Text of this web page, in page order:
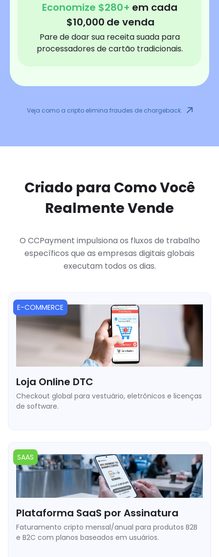
Economize $280+ em cada
$10,000 de venda
Pare de doar sua receita suada para
processadores de cartão tradicionais.
Veja como a cripto elimina fraudes de chargeback.
Criado para Como Você
Realmente Vende
O CCPayment impulsiona os fluxos de trabalho
específicos que as empresas digitais globais
executam todos os dias.
E-COMMERCE
Loja Online DTC
Checkout global para vestuário, eletrônicos e licenças
de software.
➥ Risco zero de chargeback em pedidos entregues.
➥ Alcance compradores nativos de cripto em 190+
mercados.
SAAS
Plataforma SaaS por Assinatura
Faturamento cripto mensal/anual para produtos B2B
e B2C com planos baseados em usuários.